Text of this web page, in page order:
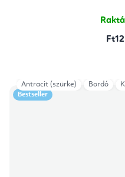
Bestseller
Antracit (szürke) Bordó